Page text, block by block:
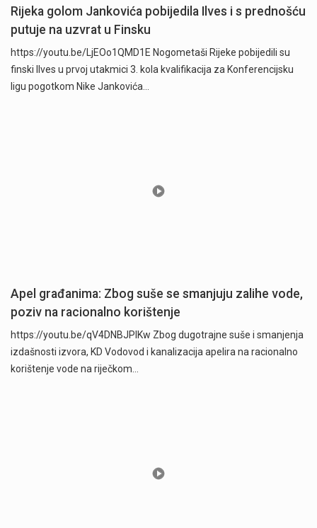
Rijeka golom Jankovića pobijedila Ilves i s prednošću
putuje na uzvrat u Finsku
https://youtu.be/LjEOo1QMD1E Nogometaši Rijeke pobijedili su
finski Ilves u prvoj utakmici 3. kola kvalifikacija za Konferencijsku
ligu pogotkom Nike Jankovića…
Apel građanima: Zbog suše se smanjuju zalihe vode,
poziv na racionalno korištenje
https://youtu.be/qV4DNBJPlKw Zbog dugotrajne suše i smanjenja
izdašnosti izvora, KD Vodovod i kanalizacija apelira na racionalno
korištenje vode na riječkom…